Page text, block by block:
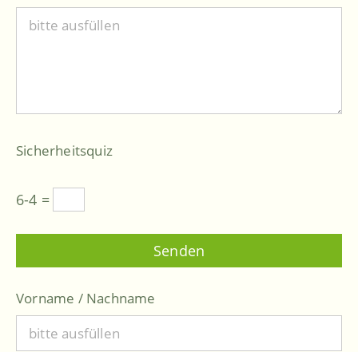
Sicherheitsquiz
6-4 =
Vorname / Nachname